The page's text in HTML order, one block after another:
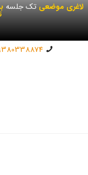
لاغری موضعیتک جلسه